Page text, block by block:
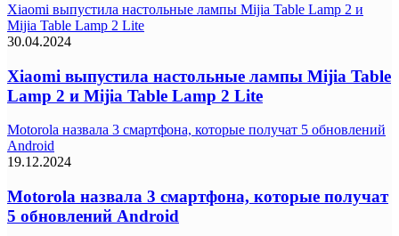
Xiaomi выпустила настольные лампы Mijia Table Lamp 2 и
Mijia Table Lamp 2 Lite
30.04.2024
Xiaomi выпустила настольные лампы Mijia Table
Lamp 2 и Mijia Table Lamp 2 Lite
Motorola назвала 3 смартфона, которые получат 5 обновлений
Android
19.12.2024
Motorola назвала 3 смартфона, которые получат
5 обновлений Android